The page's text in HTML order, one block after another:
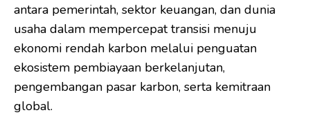
antara pemerintah, sektor keuangan, dan dunia
usaha dalam mempercepat transisi menuju
ekonomi rendah karbon melalui penguatan
ekosistem pembiayaan berkelanjutan,
pengembangan pasar karbon, serta kemitraan
global.